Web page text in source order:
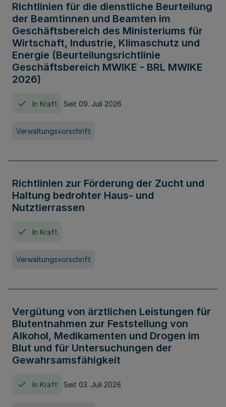
Richtlinien für die dienstliche Beurteilung
der Beamtinnen und Beamten im
Geschäftsbereich des Ministeriums für
Wirtschaft, Industrie, Klimaschutz und
Energie (Beurteilungsrichtlinie
Geschäftsbereich MWIKE - BRL MWIKE
2026)
In Kraft Seit 09. Juli 2026
Verwaltungsvorschrift
Richtlinien zur Förderung der Zucht und
Haltung bedrohter Haus- und
Nutztierrassen
In Kraft
Verwaltungsvorschrift
Vergütung von ärztlichen Leistungen für
Blutentnahmen zur Feststellung von
Alkohol, Medikamenten und Drogen im
Blut und für Untersuchungen der
Gewahrsamsfähigkeit
In Kraft Seit 03. Juli 2026